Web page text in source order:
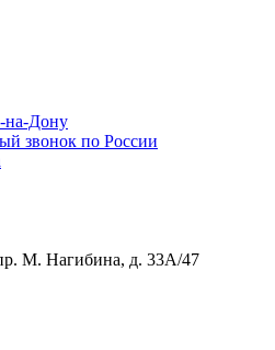
на-Дону
звонок по России
М. Нагибина, д. 33А/47